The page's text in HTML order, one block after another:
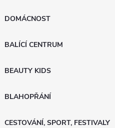
DOMÁCNOST
BALÍCÍ CENTRUM
BEAUTY KIDS
BLAHOPŘÁNÍ
CESTOVÁNÍ, SPORT, FESTIVALY